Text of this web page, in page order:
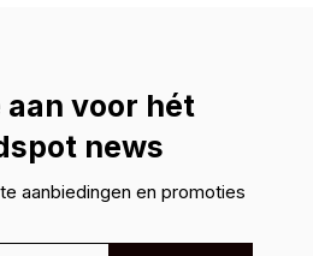
aan voor hét
news
aanbiedingen en promoties